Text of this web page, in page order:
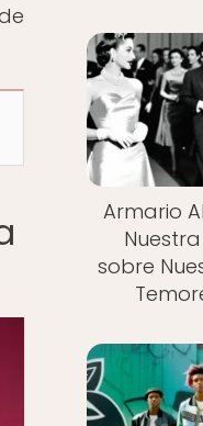
Armario
sobre